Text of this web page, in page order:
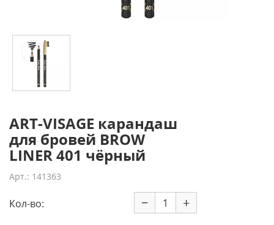
ART-VISAGE карандаш
для бровей BROW
LINER 401 чёрный
Арт.: 141363
Кол-во: − +